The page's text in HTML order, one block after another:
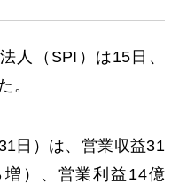
人（SPI）は15日、
。
日）は、営業収益31
）、営業利益14億